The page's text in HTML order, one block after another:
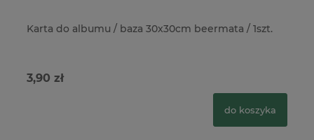
Karta do albumu / baza 30x30cm beermata / 1szt.
3,90 zł
do koszyka